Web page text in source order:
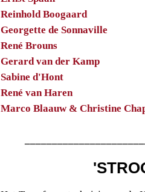
Reinhold Boogaard
Georgette de Sonnaville
René Brouns
Gerard van der Kamp
Sabine d'Hont
René van Haren
Marco Blaauw & Christine